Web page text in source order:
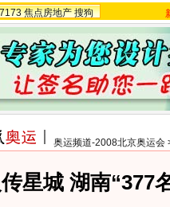
焦点房地产 搜狗
奥运频道-2008北京奥运会
星城 湖南“377